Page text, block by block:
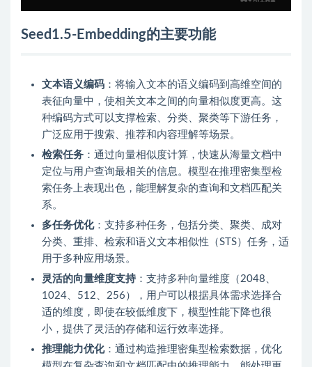
Seed1.5-Embedding的主要功能
文本语义编码 ：将输入文本的语义编码到高维空间的
表征向量中，使相关文本之间的向量相似度更高。这
种编码方式可以支撑检索、分类、聚类等下游任务，
广泛应用于搜索、推荐和内容理解等场景。
检索任务 ：通过向量相似度计算，快速从海量文档中
定位与用户查询最相关的信息。模型在推理密集型检
索任务上表现出色，能理解复杂的查询和文档匹配关
系。
多任务优化：支持多种任务，包括分类、聚类、成对
分类、重排、检索和语义文本相似性（STS）任务，适
用于多种应用场景。
灵活的向量维度支持：支持多种向量维度（2048、
1024、512、256），用户可以根据具体需求选择合
适的维度，即使在较低维度下，模型性能下降也很
小，提供了灵活的存储和运行效率选择。
推理能力优化：通过构造推理密集型检索数据，优化